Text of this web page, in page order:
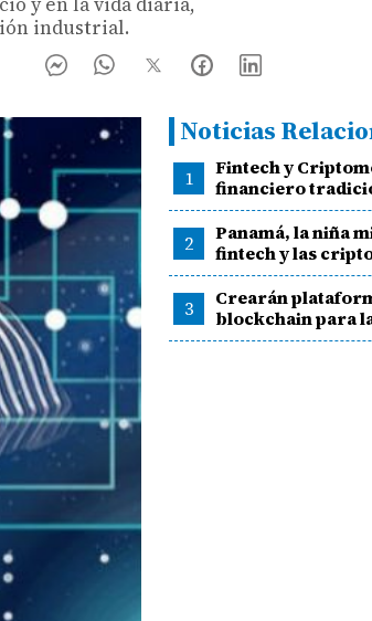
industrial.
Noticias
1
Fintech y
financiero
2
Panamá, la niña
fintech y las
3
Crearán
blockchain para